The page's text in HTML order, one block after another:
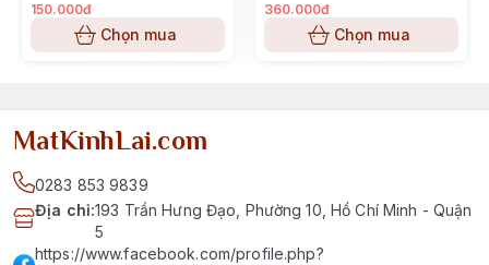
150.000đ
Chọn mua
360.000đ
Chọn mua
MatKinhLai.com
0283 853 9839
Địa chỉ:193 Trần Hưng Đạo, Phường 10, Hồ Chí Minh - Quận
5
https://www.facebook.com/profile.php?